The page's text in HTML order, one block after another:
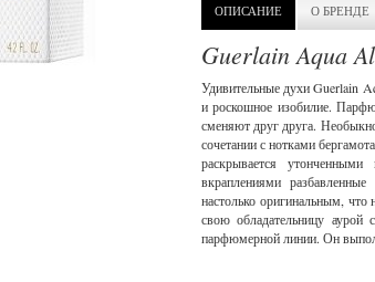
ОПИСАНИЕ О БРЕНДЕ
Guerlain Aqua
Удивительные духи Guerlain
и роскошное изобилие.
сменяют друг друга.
сочетании с нотками
раскрывается
вкраплениями
настолько оригинальным,
свою обладательницу аурой
парфюмерной линии. Он